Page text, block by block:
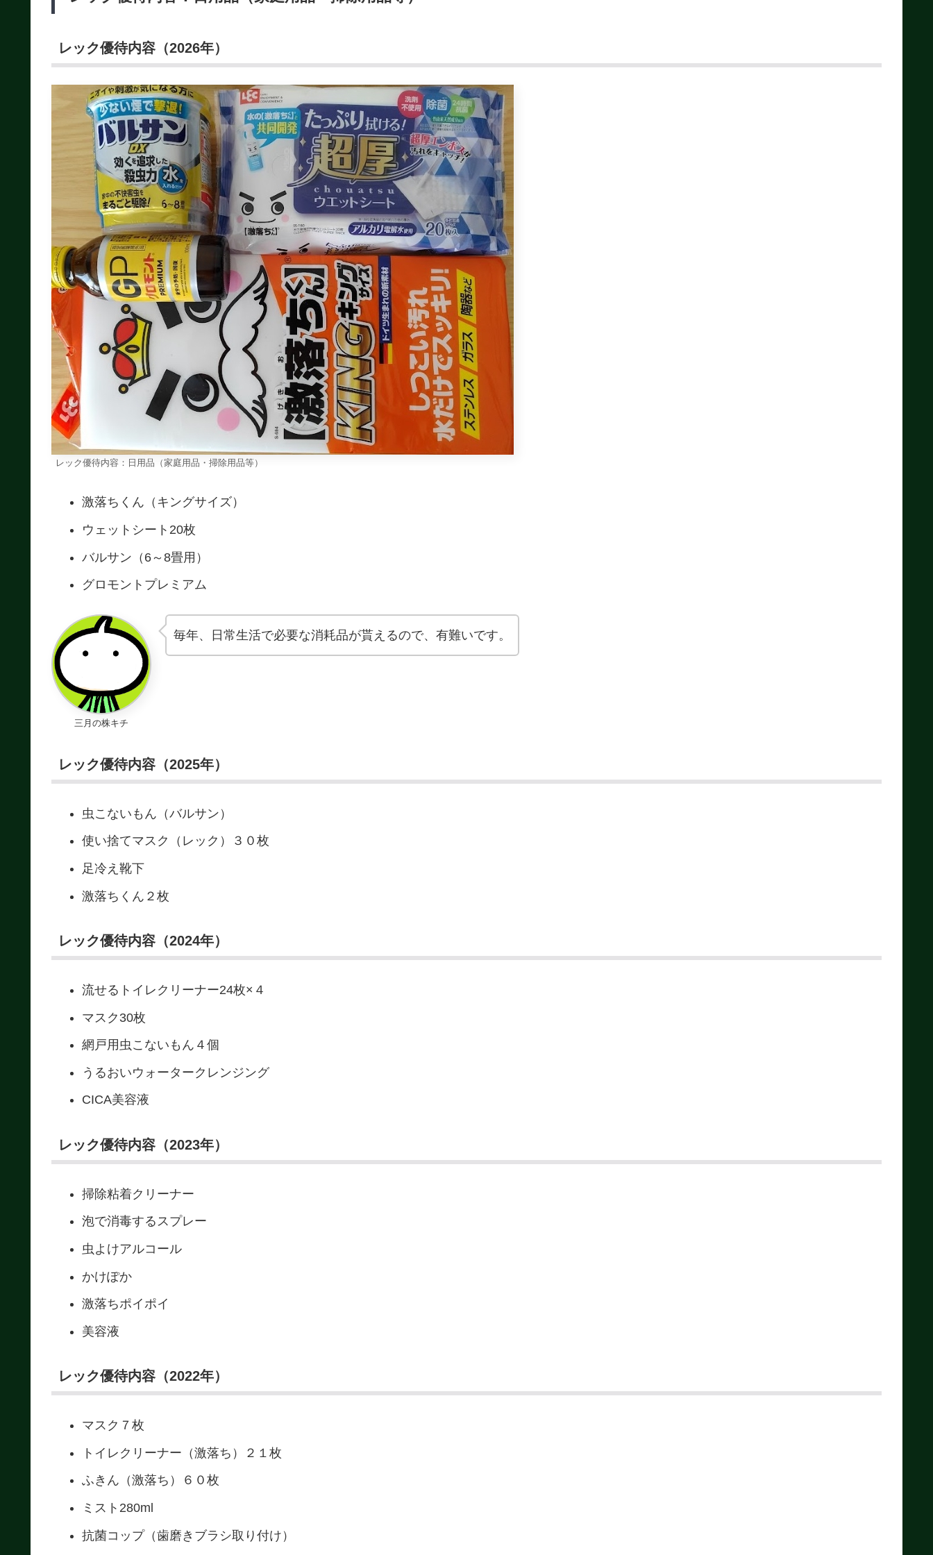
レック優待内容（2026年）
レック優待内容：日用品（家庭用品・掃除用品等）
激落ちくん（キングサイズ）
ウェットシート20枚
バルサン（6～8畳用）
グロモントプレミアム
三月の株キチ
毎年、日常生活で必要な消耗品が貰えるので、有難いです。
レック優待内容（2025年）
虫こないもん（バルサン）
使い捨てマスク（レック）３０枚
足冷え靴下
激落ちくん２枚
レック優待内容（2024年）
流せるトイレクリーナー24枚×４
マスク30枚
網戸用虫こないもん４個
うるおいウォータークレンジング
CICA美容液
レック優待内容（2023年）
掃除粘着クリーナー
泡で消毒するスプレー
虫よけアルコール
かけぽか
激落ちポイポイ
美容液
レック優待内容（2022年）
マスク７枚
トイレクリーナー（激落ち）２１枚
ふきん（激落ち）６０枚
ミスト280ml
抗菌コップ（歯磨きブラシ取り付け）